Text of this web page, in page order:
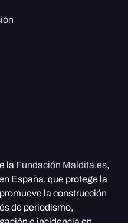
la Fundación Maldita.es,
España, que protege la
la construcción
de periodismo,